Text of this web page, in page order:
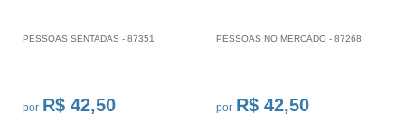
PESSOAS SENTADAS - 87351
por R$ 42,50
PESSOAS NO MERCADO - 87268
por R$ 42,50